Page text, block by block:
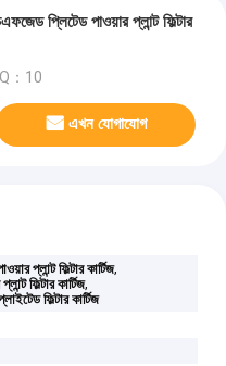
প্লিটেড পাওয়ার প্লান্ট ফিল্টার
：10
এখন যোগাযোগ
প্লান্ট ফিল্টার কার্টিজ,
ফিল্টার কার্টিজ,
ফিল্টার কার্টিজ